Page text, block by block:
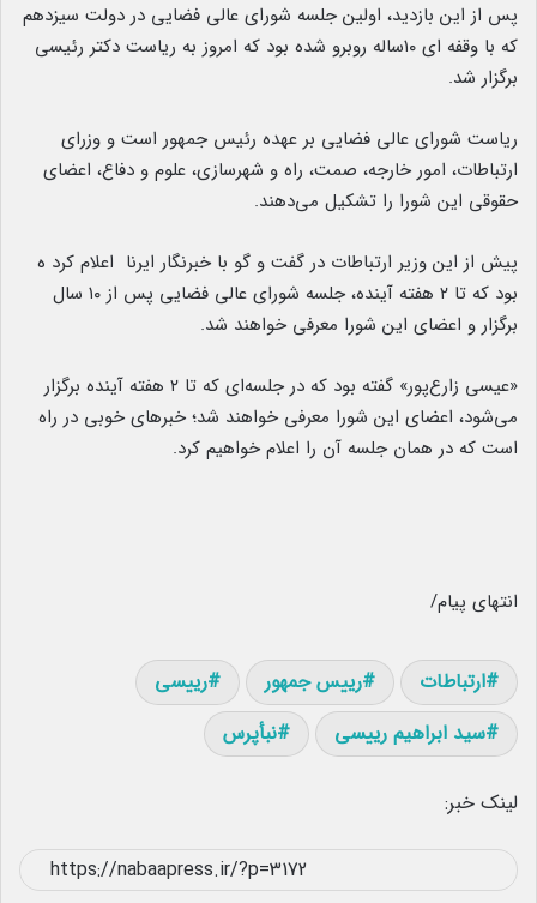
پس از این بازدید، اولین جلسه شورای عالی فضایی در دولت سیزدهم
که با وقفه ای ۱۰ساله روبرو شده بود که امروز به ریاست دکتر رئیسی
برگزار شد.
ریاست شورای عالی فضایی بر عهده رئیس جمهور است و وزرای
ارتباطات، امور خارجه، صمت، راه و شهرسازی، علوم و دفاع، اعضای
حقوقی این شورا را تشکیل می‌دهند.
پیش از این وزیر ارتباطات در گفت و گو با خبرنگار ایرنا اعلام کرد ه
بود که تا ۲ هفته آینده، جلسه شورای عالی فضایی پس از ۱۰ سال
برگزار و اعضای این شورا معرفی خواهند شد.
«عیسی زارع‌پور» گفته بود که در جلسه‌ای که تا ۲ هفته آینده برگزار
می‌شود، اعضای این شورا معرفی خواهند شد؛ خبرهای خوبی در راه
است که در همان جلسه آن را اعلام خواهیم کرد.
انتهای پیام/
ارتباطات رییس جمهور
رییسی
سید ابراهیم رییسی
نبأپرس
لینک خبر: